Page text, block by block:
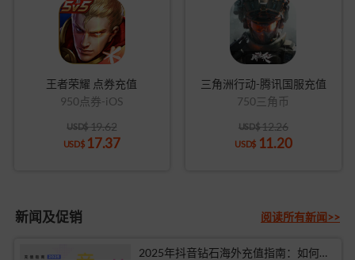
王者荣耀 点券充值
950点券-iOS
USD$ 19.62
USD$ 17.37
三角洲行动-腾讯国服充值
750三角币
USD$ 12.26
USD$ 11.20
新闻及促销 阅读所有新闻>>
2025年抖音钻石海外充值指南：如何轻松搞定？